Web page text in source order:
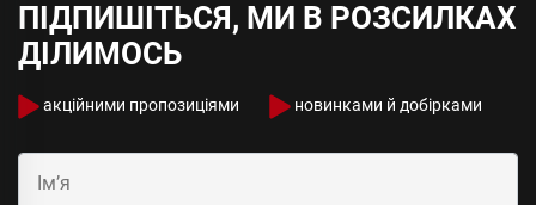
ПІДПИШІТЬСЯ, МИ В РОЗСИЛКАХ
ДІЛИМОСЬ
акційними пропозиціями новинками й добірками